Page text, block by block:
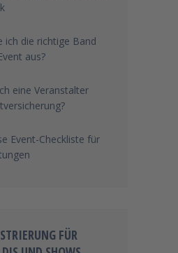
ich die richtige Band
aus?
eine Veranstalter
Event-Checkliste für
FÜR